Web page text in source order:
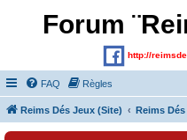
Forum
http://
FAQ Règles
Reims Dés Jeux (Site) Reims